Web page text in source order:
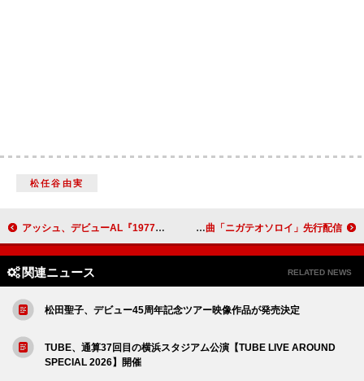
松任谷由実
アッシュ、デビューAL『1977』30周年記念ツアーを東京＆大阪で開催 櫻井優衣（FRUITS ZIPPER）、メジャーデビュー後初のCDシングルより新曲「ニガテオソロイ」先行配信
関連ニュース RELATED NEWS
松田聖子、デビュー45周年記念ツアー映像作品が発売決定
TUBE、通算37回目の横浜スタジアム公演【TUBE LIVE AROUND
SPECIAL 2026】開催